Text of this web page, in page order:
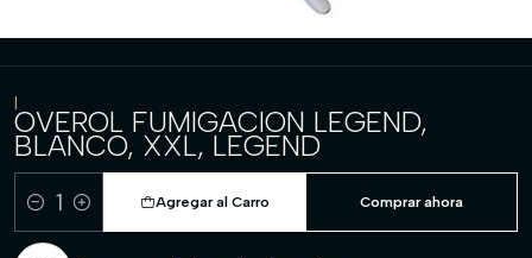
|
OVEROL FUMIGACION LEGEND,
BLANCO, XXL, LEGEND
Cantidad
Agregar al Carro Comprar ahora